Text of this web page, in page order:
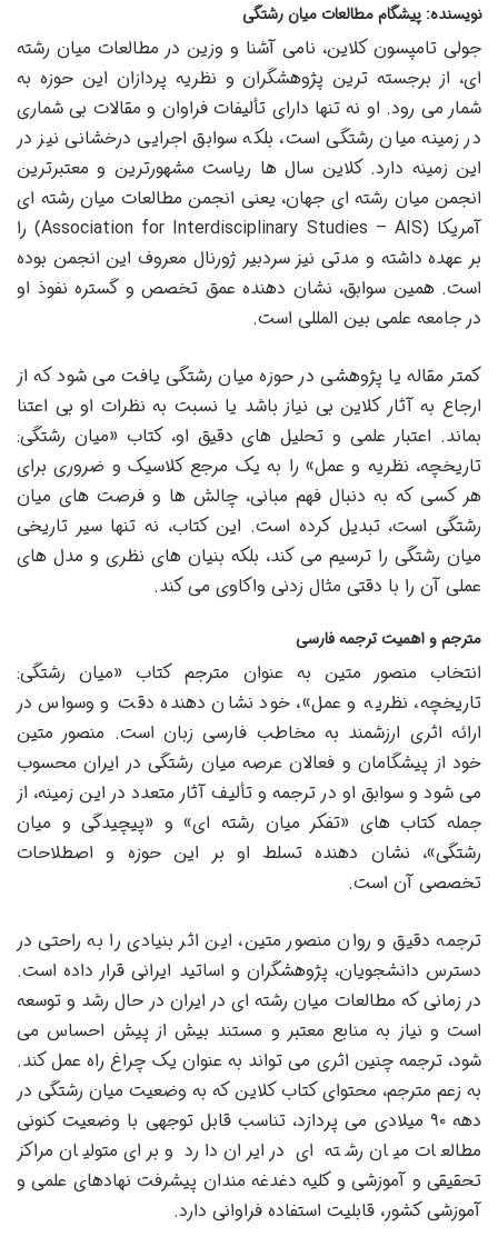
نویسنده: پیشگام مطالعات میان رشتگی
جولی تامپسون کلاین، نامی آشنا و وزین در مطالعات میان رشته
ای، از برجسته ترین پژوهشگران و نظریه پردازان این حوزه به
شمار می رود. او نه تنها دارای تألیفات فراوان و مقالات بی شماری
در زمینه میان رشتگی است، بلکه سوابق اجرایی درخشانی نیز در
این زمینه دارد. کلاین سال ها ریاست مشهورترین و معتبرترین
انجمن میان رشته ای جهان، یعنی انجمن مطالعات میان رشته ای
آمریکا (Association for Interdisciplinary Studies – AIS) را
بر عهده داشته و مدتی نیز سردبیر ژورنال معروف این انجمن بوده
است. همین سوابق، نشان دهنده عمق تخصص و گستره نفوذ او
در جامعه علمی بین المللی است.
کمتر مقاله یا پژوهشی در حوزه میان رشتگی یافت می شود که از
ارجاع به آثار کلاین بی نیاز باشد یا نسبت به نظرات او بی اعتنا
بماند. اعتبار علمی و تحلیل های دقیق او، کتاب «میان رشتگی:
تاریخچه، نظریه و عمل» را به یک مرجع کلاسیک و ضروری برای
هر کسی که به دنبال فهم مبانی، چالش ها و فرصت های میان
رشتگی است، تبدیل کرده است. این کتاب، نه تنها سیر تاریخی
میان رشتگی را ترسیم می کند، بلکه بنیان های نظری و مدل های
عملی آن را با دقتی مثال زدنی واکاوی می کند.
مترجم و اهمیت ترجمه فارسی
انتخاب منصور متین به عنوان مترجم کتاب «میان رشتگی:
تاریخچه، نظریه و عمل»، خود نشان دهنده دقت و وسواس در
ارائه اثری ارزشمند به مخاطب فارسی زبان است. منصور متین
خود از پیشگامان و فعالان عرصه میان رشتگی در ایران محسوب
می شود و سوابق او در ترجمه و تألیف آثار متعدد در این زمینه، از
جمله کتاب های «تفکر میان رشته ای» و «پیچیدگی و میان
رشتگی»، نشان دهنده تسلط او بر این حوزه و اصطلاحات
تخصصی آن است.
ترجمه دقیق و روان منصور متین، این اثر بنیادی را به راحتی در
دسترس دانشجویان، پژوهشگران و اساتید ایرانی قرار داده است.
در زمانی که مطالعات میان رشته ای در ایران در حال رشد و توسعه
است و نیاز به منابع معتبر و مستند بیش از پیش احساس می
شود، ترجمه چنین اثری می تواند به عنوان یک چراغ راه عمل کند.
به زعم مترجم، محتوای کتاب کلاین که به وضعیت میان رشتگی در
دهه ۹۰ میلادی می پردازد، تناسب قابل توجهی با وضعیت کنونی
مطالعات میان رشته ای در ایران دارد و برای متولیان مراکز
تحقیقی و آموزشی و کلیه دغدغه مندان پیشرفت نهادهای علمی و
آموزشی کشور، قابلیت استفاده فراوانی دارد.